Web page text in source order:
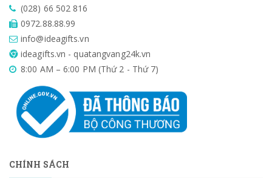
(028) 66 502 816
0972.88.88.99
info@ideagifts.vn
ideagifts.vn - quatangvang24k.vn
8:00 AM – 6:00 PM (Thứ 2 - Thứ 7)
CHÍNH SÁCH